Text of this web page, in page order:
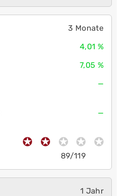
3 Monate
4,01 %
7,05 %
—
—
89/119
1 Jahr